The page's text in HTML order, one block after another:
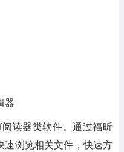
器
读器类软件。通过福昕
速浏览相关文件，快速方